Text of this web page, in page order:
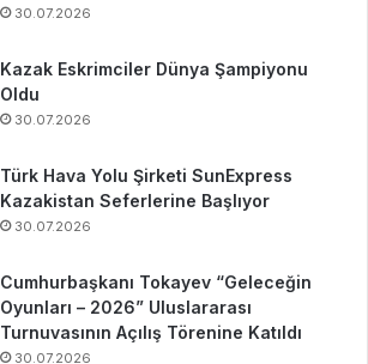
30.07.2026
Kazak Eskrimciler Dünya Şampiyonu
Oldu
30.07.2026
Türk Hava Yolu Şirketi SunExpress
Kazakistan Seferlerine Başlıyor
30.07.2026
Cumhurbaşkanı Tokayev “Geleceğin
Oyunları – 2026” Uluslararası
Turnuvasının Açılış Törenine Katıldı
30.07.2026